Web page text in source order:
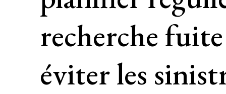
recherche
éviter les